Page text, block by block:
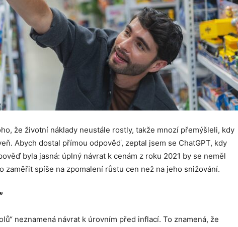
že životní náklady neustále rostly, takže mnozí přemýšleli, kdy
Abych dostal přímou odpověď, zeptal jsem se ChatGPT, kdy
byla jasná: úplný návrat k cenám z roku 2021 by se neměl
zaměřit spíše na zpomalení růstu cen než na jeho snižování.
neznamená návrat k úrovním před inflací. To znamená, že